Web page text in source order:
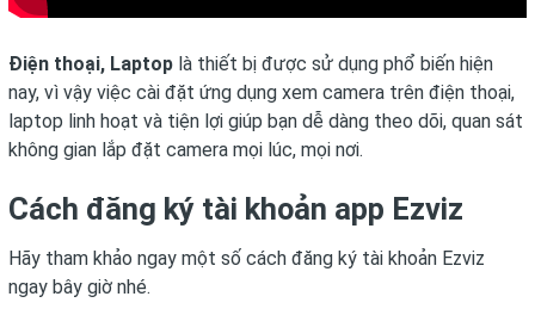
Điện thoại, Laptop là thiết bị được sử dụng phổ biến hiện
nay, vì vậy việc cài đặt ứng dụng xem camera trên điện thoại,
laptop linh hoạt và tiện lợi giúp bạn dễ dàng theo dõi, quan sát
không gian lắp đặt camera mọi lúc, mọi nơi.
Cách đăng ký tài khoản app Ezviz
Hãy tham khảo ngay một số cách đăng ký tài khoản Ezviz
ngay bây giờ nhé.